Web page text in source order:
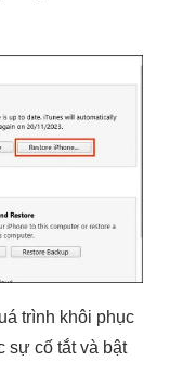
trình khôi phục
sự cố tắt và bật